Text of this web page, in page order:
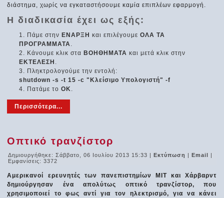
διάστημα, χωρίς να εγκαταστήσουμε καμία επιπλέων εφαρμογή.
Η διαδικασία έχει ως εξής:
Πάμε στην ΕΝΑΡΞΗ και επιλέγουμεΟΛΑ ΤΑ
ΠΡΟΓΡΑΜΜΑΤΑ.
Κάνουμε κλικ στα ΒΟΗΘΗΜΑΤΑ και μετά κλικ στην
ΕΚΤΕΛΕΣΗ .
Πληκτρολογούμε την εντολή:
shutdown -s -t 15 -c "Κλείσιμο Υπολογιστή" -f
Πατάμε τοΟΚ.
Περισσότερα...
Οπτικό τρανζίστορ
Δημιουργήθηκε: Σάββατο, 06 Ιουλίου 2013 15:33 |Εκτύπωση |Email |
Εμφανίσεις: 3372
Αμερικανοί ερευνητές των πανεπιστημίων ΜΙΤ και Χάρβαρντ
δημιούργησαν ένα απολύτως οπτικό τρανζίστορ, που
χρησιμοποιεί το φως αντί για τον ηλεκτρισμό, για να κάνει